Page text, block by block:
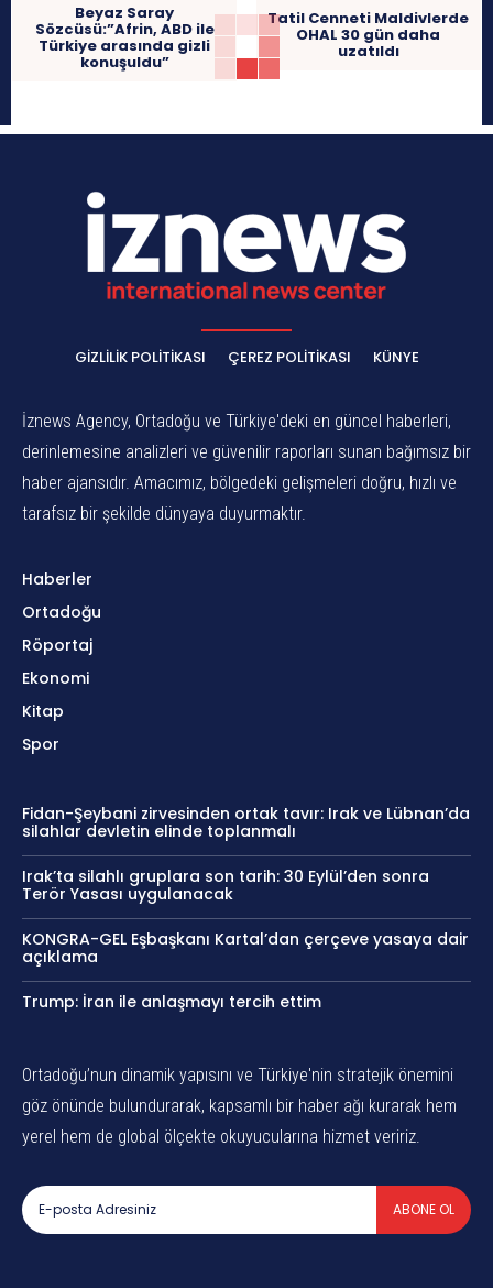
Beyaz Saray
Sözcüsü:”Afrin, ABD ile
Türkiye arasında gizli
konuşuldu”
Tatil Cenneti Maldivlerde
OHAL 30 gün daha
uzatıldı
GIZLILIK POLITIKASI ÇEREZ POLITIKASI KÜNYE
İznews Agency, Ortadoğu ve Türkiye'deki en güncel haberleri,
derinlemesine analizleri ve güvenilir raporları sunan bağımsız bir
haber ajansıdır. Amacımız, bölgedeki gelişmeleri doğru, hızlı ve
tarafsız bir şekilde dünyaya duyurmaktır.
Haberler
Ortadoğu
Röportaj
Ekonomi
Kitap
Spor
Fidan-Şeybani zirvesinden ortak tavır: Irak ve Lübnan’da
silahlar devletin elinde toplanmalı
Irak’ta silahlı gruplara son tarih: 30 Eylül’den sonra
Terör Yasası uygulanacak
KONGRA-GEL Eşbaşkanı Kartal’dan çerçeve yasaya dair
açıklama
Trump: İran ile anlaşmayı tercih ettim
Ortadoğu’nun dinamik yapısını ve Türkiye'nin stratejik önemini
göz önünde bulundurarak, kapsamlı bir haber ağı kurarak hem
yerel hem de global ölçekte okuyucularına hizmet veririz.
ABONE OL